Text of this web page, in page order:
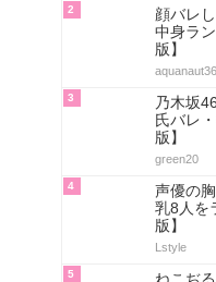
2
顔バレ
中身ラ
版】
3
乃木坂
氏バレ
版】
green20
4
声優の
乳8人を
版】
Lstyle
5